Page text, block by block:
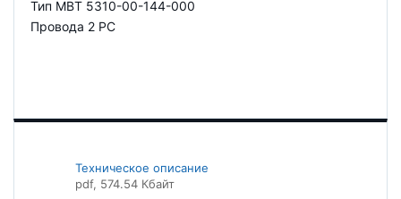
Тип MBT 5310-00-144-000
Провода 2 PC
Техническое описание
pdf, 574.54 Кбайт